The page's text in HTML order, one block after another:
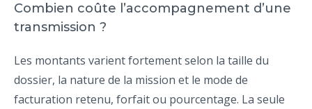
Combien coûte l’accompagnement d’une
transmission ?
Les montants varient fortement selon la taille du
dossier, la nature de la mission et le mode de
facturation retenu, forfait ou pourcentage. La seule